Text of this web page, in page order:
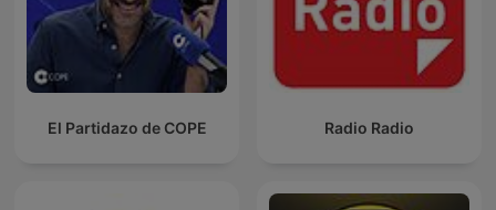
El Partidazo de COPE Radio Radio